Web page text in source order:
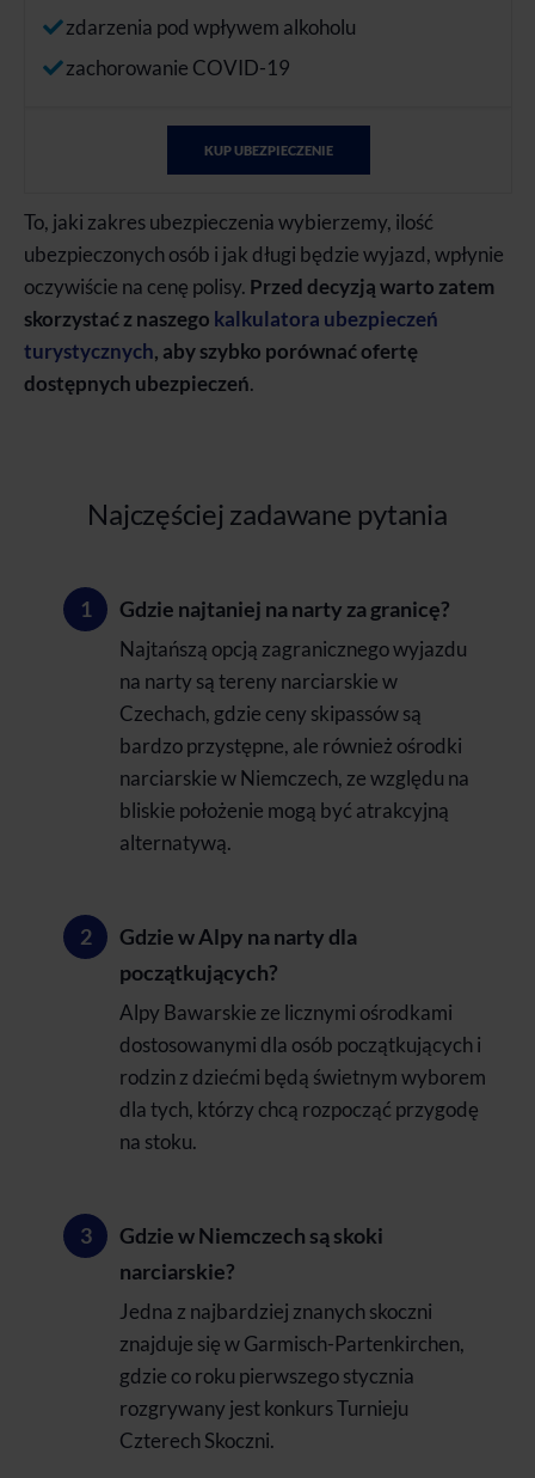
zdarzenia pod wpływem alkoholu
zachorowanie COVID-19
KUP UBEZPIECZENIE
To, jaki zakres ubezpieczenia wybierzemy, ilość
ubezpieczonych osób i jak długi będzie wyjazd, wpłynie
oczywiście na cenę polisy. Przed decyzją warto zatem
skorzystać z naszego kalkulatora ubezpieczeń
turystycznych, aby szybko porównać ofertę
dostępnych ubezpieczeń.
Najczęściej zadawane pytania
Gdzie najtaniej na narty za granicę?
Najtańszą opcją zagranicznego wyjazdu
na narty są tereny narciarskie w
Czechach, gdzie ceny skipassów są
bardzo przystępne, ale również ośrodki
narciarskie w Niemczech, ze względu na
bliskie położenie mogą być atrakcyjną
alternatywą.
Gdzie w Alpy na narty dla
początkujących?
Alpy Bawarskie ze licznymi ośrodkami
dostosowanymi dla osób początkujących i
rodzin z dziećmi będą świetnym wyborem
dla tych, którzy chcą rozpocząć przygodę
na stoku.
Gdzie w Niemczech są skoki
narciarskie?
Jedna z najbardziej znanych skoczni
znajduje się w Garmisch-Partenkirchen,
gdzie co roku pierwszego stycznia
rozgrywany jest konkurs Turnieju
Czterech Skoczni.